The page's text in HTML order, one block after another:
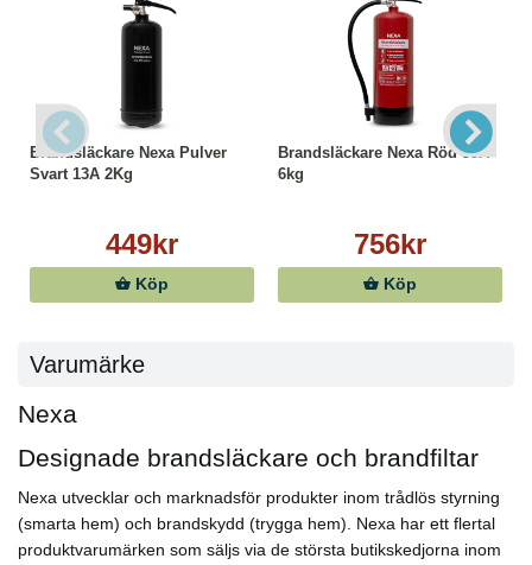
Brandsläckare Nexa Pulver
Svart 13A 2Kg
449kr
Köp
Brandsläckare Nexa Röd 55A
6kg
756kr
Köp
Varumärke
Nexa
Designade brandsläckare och brandfiltar
Nexa utvecklar och marknadsför produkter inom trådlös styrning
(smarta hem) och brandskydd (trygga hem). Nexa har ett flertal
produktvarumärken som säljs via de största butikskedjorna inom